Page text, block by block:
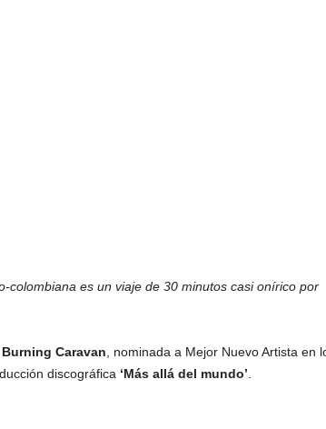
colombiana es un viaje de 30 minutos casi onírico por
Burning Caravan , nominada a Mejor Nuevo Artista en
discográfica ‘Más allá del mundo’